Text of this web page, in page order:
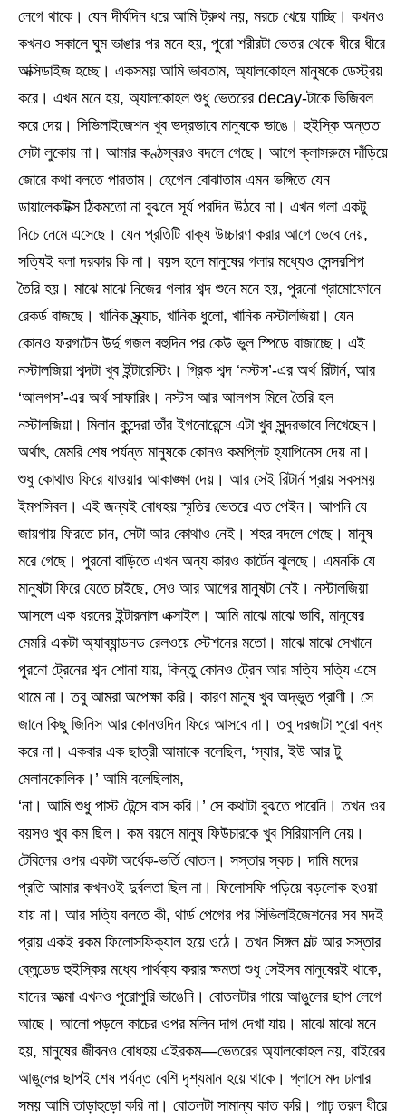
লেগে থাকে। যেন দীর্ঘদিন ধরে আমি ট্রুথ নয়, মরচে খেয়ে যাচ্ছি। কখনও
কখনও সকালে ঘুম ভাঙার পর মনে হয়, পুরো শরীরটা ভেতর থেকে ধীরে ধীরে
অক্সিডাইজ হচ্ছে। একসময় আমি ভাবতাম, অ্যালকোহল মানুষকে ডেস্ট্রয়
করে। এখন মনে হয়, অ্যালকোহল শুধু ভেতরের decay-টাকে ভিজিবল
করে দেয়। সিভিলাইজেশন খুব ভদ্রভাবে মানুষকে ভাঙে। হুইস্কি অন্তত
সেটা লুকোয় না। আমার কণ্ঠস্বরও বদলে গেছে। আগে ক্লাসরুমে দাঁড়িয়ে
জোরে কথা বলতে পারতাম। হেগেল বোঝাতাম এমন ভঙ্গিতে যেন
ডায়ালেকটিক্স ঠিকমতো না বুঝলে সূর্য পরদিন উঠবে না। এখন গলা একটু
নিচে নেমে এসেছে। যেন প্রতিটি বাক্য উচ্চারণ করার আগে ভেবে নেয়,
সত্যিই বলা দরকার কি না। বয়স হলে মানুষের গলার মধ্যেও সেন্সরশিপ
তৈরি হয়। মাঝে মাঝে নিজের গলার শব্দ শুনে মনে হয়, পুরনো গ্রামোফোনে
রেকর্ড বাজছে। খানিক স্ক্র্যাচ, খানিক ধুলো, খানিক নস্টালজিয়া। যেন
কোনও ফরগটেন উর্দু গজল বহুদিন পর কেউ ভুল স্পিডে বাজাচ্ছে। এই
নস্টালজিয়া শব্দটা খুব ইন্টারেস্টিং। গ্রিক শব্দ ‘নস্টস’-এর অর্থ রিটার্ন, আর
‘আলগস’-এর অর্থ সাফারিং। নস্টস আর আলগস মিলে তৈরি হল
নস্টালজিয়া। মিলান কুন্দেরা তাঁর ইগনোরেন্সে এটা খুব সুন্দরভাবে লিখেছেন।
অর্থাৎ, মেমরি শেষ পর্যন্ত মানুষকে কোনও কমপ্লিট হ্যাপিনেস দেয় না।
শুধু কোথাও ফিরে যাওয়ার আকাঙ্ক্ষা দেয়। আর সেই রিটার্ন প্রায় সবসময়
ইমপসিবল। এই জন্যই বোধহয় স্মৃতির ভেতরে এত পেইন। আপনি যে
জায়গায় ফিরতে চান, সেটা আর কোথাও নেই। শহর বদলে গেছে। মানুষ
মরে গেছে। পুরনো বাড়িতে এখন অন্য কারও কার্টেন ঝুলছে। এমনকি যে
মানুষটা ফিরে যেতে চাইছে, সেও আর আগের মানুষটা নেই। নস্টালজিয়া
আসলে এক ধরনের ইন্টারনাল এক্সাইল। আমি মাঝে মাঝে ভাবি, মানুষের
মেমরি একটা অ্যাব্যান্ডনড রেলওয়ে স্টেশনের মতো। মাঝে মাঝে সেখানে
পুরনো ট্রেনের শব্দ শোনা যায়, কিন্তু কোনও ট্রেন আর সত্যি সত্যি এসে
থামে না। তবু আমরা অপেক্ষা করি। কারণ মানুষ খুব অদ্ভুত প্রাণী। সে
জানে কিছু জিনিস আর কোনওদিন ফিরে আসবে না। তবু দরজাটা পুরো বন্ধ
করে না। একবার এক ছাত্রী আমাকে বলেছিল, ‘স্যার, ইউ আর টু
মেলানকোলিক।’ আমি বলেছিলাম,
‘না। আমি শুধু পাস্ট টেন্সে বাস করি।’ সে কথাটা বুঝতে পারেনি। তখন ওর
বয়সও খুব কম ছিল। কম বয়সে মানুষ ফিউচারকে খুব সিরিয়াসলি নেয়।
টেবিলের ওপর একটা অর্ধেক-ভর্তি বোতল। সস্তার স্কচ। দামি মদের
প্রতি আমার কখনওই দুর্বলতা ছিল না। ফিলোসফি পড়িয়ে বড়লোক হওয়া
যায় না। আর সত্যি বলতে কী, থার্ড পেগের পর সিভিলাইজেশনের সব মদই
প্রায় একই রকম ফিলোসফিক্যাল হয়ে ওঠে। তখন সিঙ্গল মল্ট আর সস্তার
ব্লেন্ডেড হুইস্কির মধ্যে পার্থক্য করার ক্ষমতা শুধু সেইসব মানুষেরই থাকে,
যাদের আত্মা এখনও পুরোপুরি ভাঙেনি। বোতলটার গায়ে আঙুলের ছাপ লেগে
আছে। আলো পড়লে কাচের ওপর মলিন দাগ দেখা যায়। মাঝে মাঝে মনে
হয়, মানুষের জীবনও বোধহয় এইরকম—ভেতরের অ্যালকোহল নয়, বাইরের
আঙুলের ছাপই শেষ পর্যন্ত বেশি দৃশ্যমান হয়ে থাকে। গ্লাসে মদ ঢালার
সময় আমি তাড়াহুড়ো করি না। বোতলটা সামান্য কাত করি। গাঢ় তরল ধীরে